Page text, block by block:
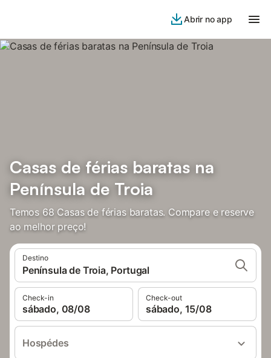
Abrir no app
Casas de férias baratas na
Península de Troia
Temos 68 Casas de férias baratas. Compare e reserve
ao melhor preço!
Destino
Península de Troia, Portugal
Check-in
sábado, 08/08
Check-out
sábado, 15/08
Hospédes